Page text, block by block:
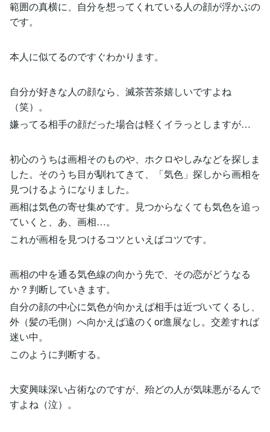
範囲の真横に、自分を想ってくれている人の顔が浮かぶの
です。
本人に似てるのですぐわかります。
自分が好きな人の顔なら、滅茶苦茶嬉しいですよね
（笑）。
嫌ってる相手の顔だった場合は軽くイラっとしますが…
初心のうちは画相そのものや、ホクロやしみなどを探しま
した。そのうち目が馴れてきて、「気色」探しから画相を
見つけるようになりました。
画相は気色の寄せ集めです。見つからなくても気色を追っ
ていくと、あ、画相…。
これが画相を見つけるコツといえばコツです。
画相の中を通る気色線の向かう先で、その恋がどうなる
か？判断していきます。
自分の顔の中心に気色が向かえば相手は近づいてくるし、
外（髪の毛側）へ向かえば遠のくor進展なし。交差すれば
迷い中。
このように判断する。
大変興味深い占術なのですが、殆どの人が気味悪がるんで
すよね（泣）。